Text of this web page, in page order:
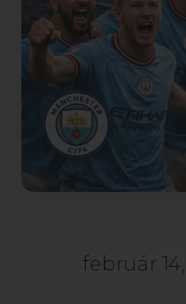
február